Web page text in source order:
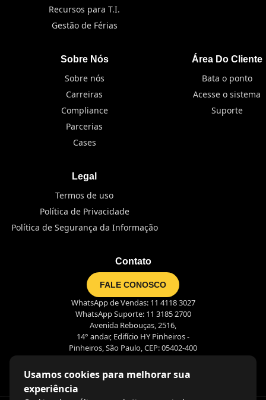
Recursos para T.I.
Gestão de Férias
Sobre Nós
Sobre nós
Carreiras
Compliance
Parcerias
Cases
Área Do Cliente
Bata o ponto
Acesse o sistema
Suporte
Legal
Termos de uso
Política de Privacidade
Política de Segurança da Informação
Contato
FALE CONOSCO
WhatsApp de Vendas: 11 4118 3027
WhatsApp Suporte: 11 3185 2700
Avenida Rebouças, 2516,
14° andar, Edifício HY Pinheiros -
Pinheiros, São Paulo, CEP: 05402-400
Usamos cookies para melhorar sua
experiência